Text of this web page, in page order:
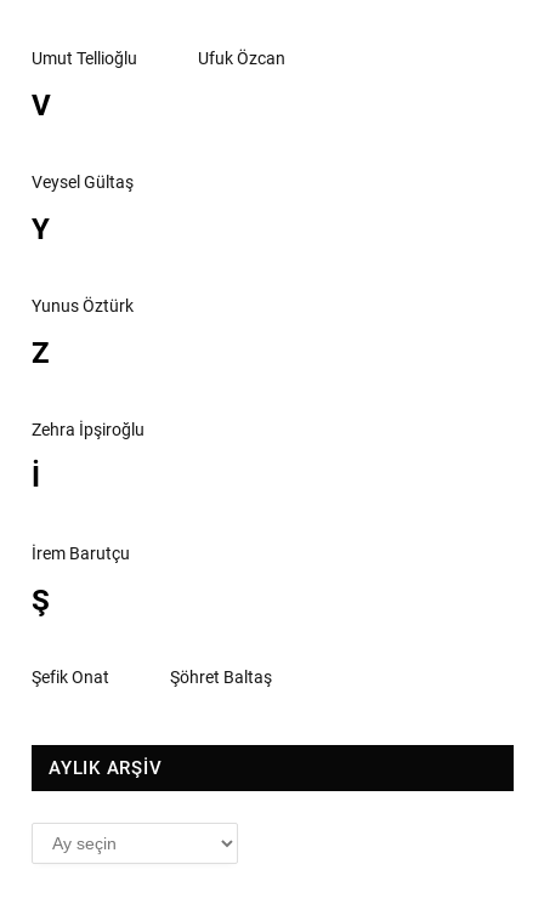
Umut Tellioğlu Ufuk Özcan
V
Veysel Gültaş
Y
Yunus Öztürk
Z
Zehra İpşiroğlu
İ
İrem Barutçu
Ş
Şefik Onat Şöhret Baltaş
AYLIK ARŞİV
AYLIK
ARŞİV